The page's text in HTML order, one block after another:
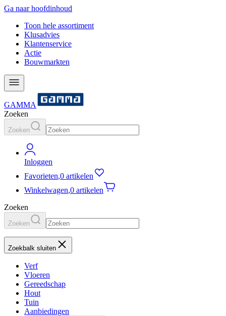
Ga naar hoofdinhoud
Toon hele assortiment
Klusadvies
Klantenservice
Actie
Bouwmarkten
GAMMA
Zoeken
Zoeken
Inloggen
Favorieten,0 artikelen
Winkelwagen,0 artikelen
Zoeken
Zoeken
Zoekbalk sluiten
Verf
Vloeren
Gereedschap
Hout
Tuin
Aanbiedingen